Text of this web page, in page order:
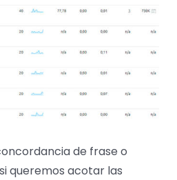
de frase o
queremos acotar las